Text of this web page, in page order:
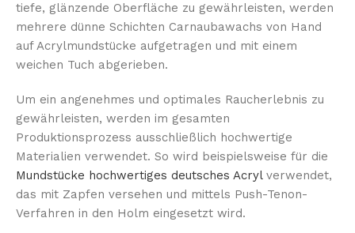
tiefe, glänzende Oberfläche zu gewährleisten, werden
mehrere dünne Schichten Carnaubawachs von Hand
auf Acrylmundstücke aufgetragen und mit einem
weichen Tuch abgerieben.
Um ein angenehmes und optimales Raucherlebnis zu
gewährleisten, werden im gesamten
Produktionsprozess ausschließlich hochwertige
Materialien verwendet. So wird beispielsweise für die
Mundstücke hochwertiges deutsches Acrylverwendet,
das mit Zapfen versehen und mittels Push-Tenon-
Verfahren in den Holm eingesetzt wird.